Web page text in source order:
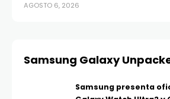
AGOSTO 6, 2026
Samsung Galaxy
Samsung presenta